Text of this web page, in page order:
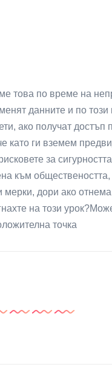
това по време на
данните и по
ако получат достъп
ги вземем
за
към обществеността,
мерки, дори ако
на този
точка